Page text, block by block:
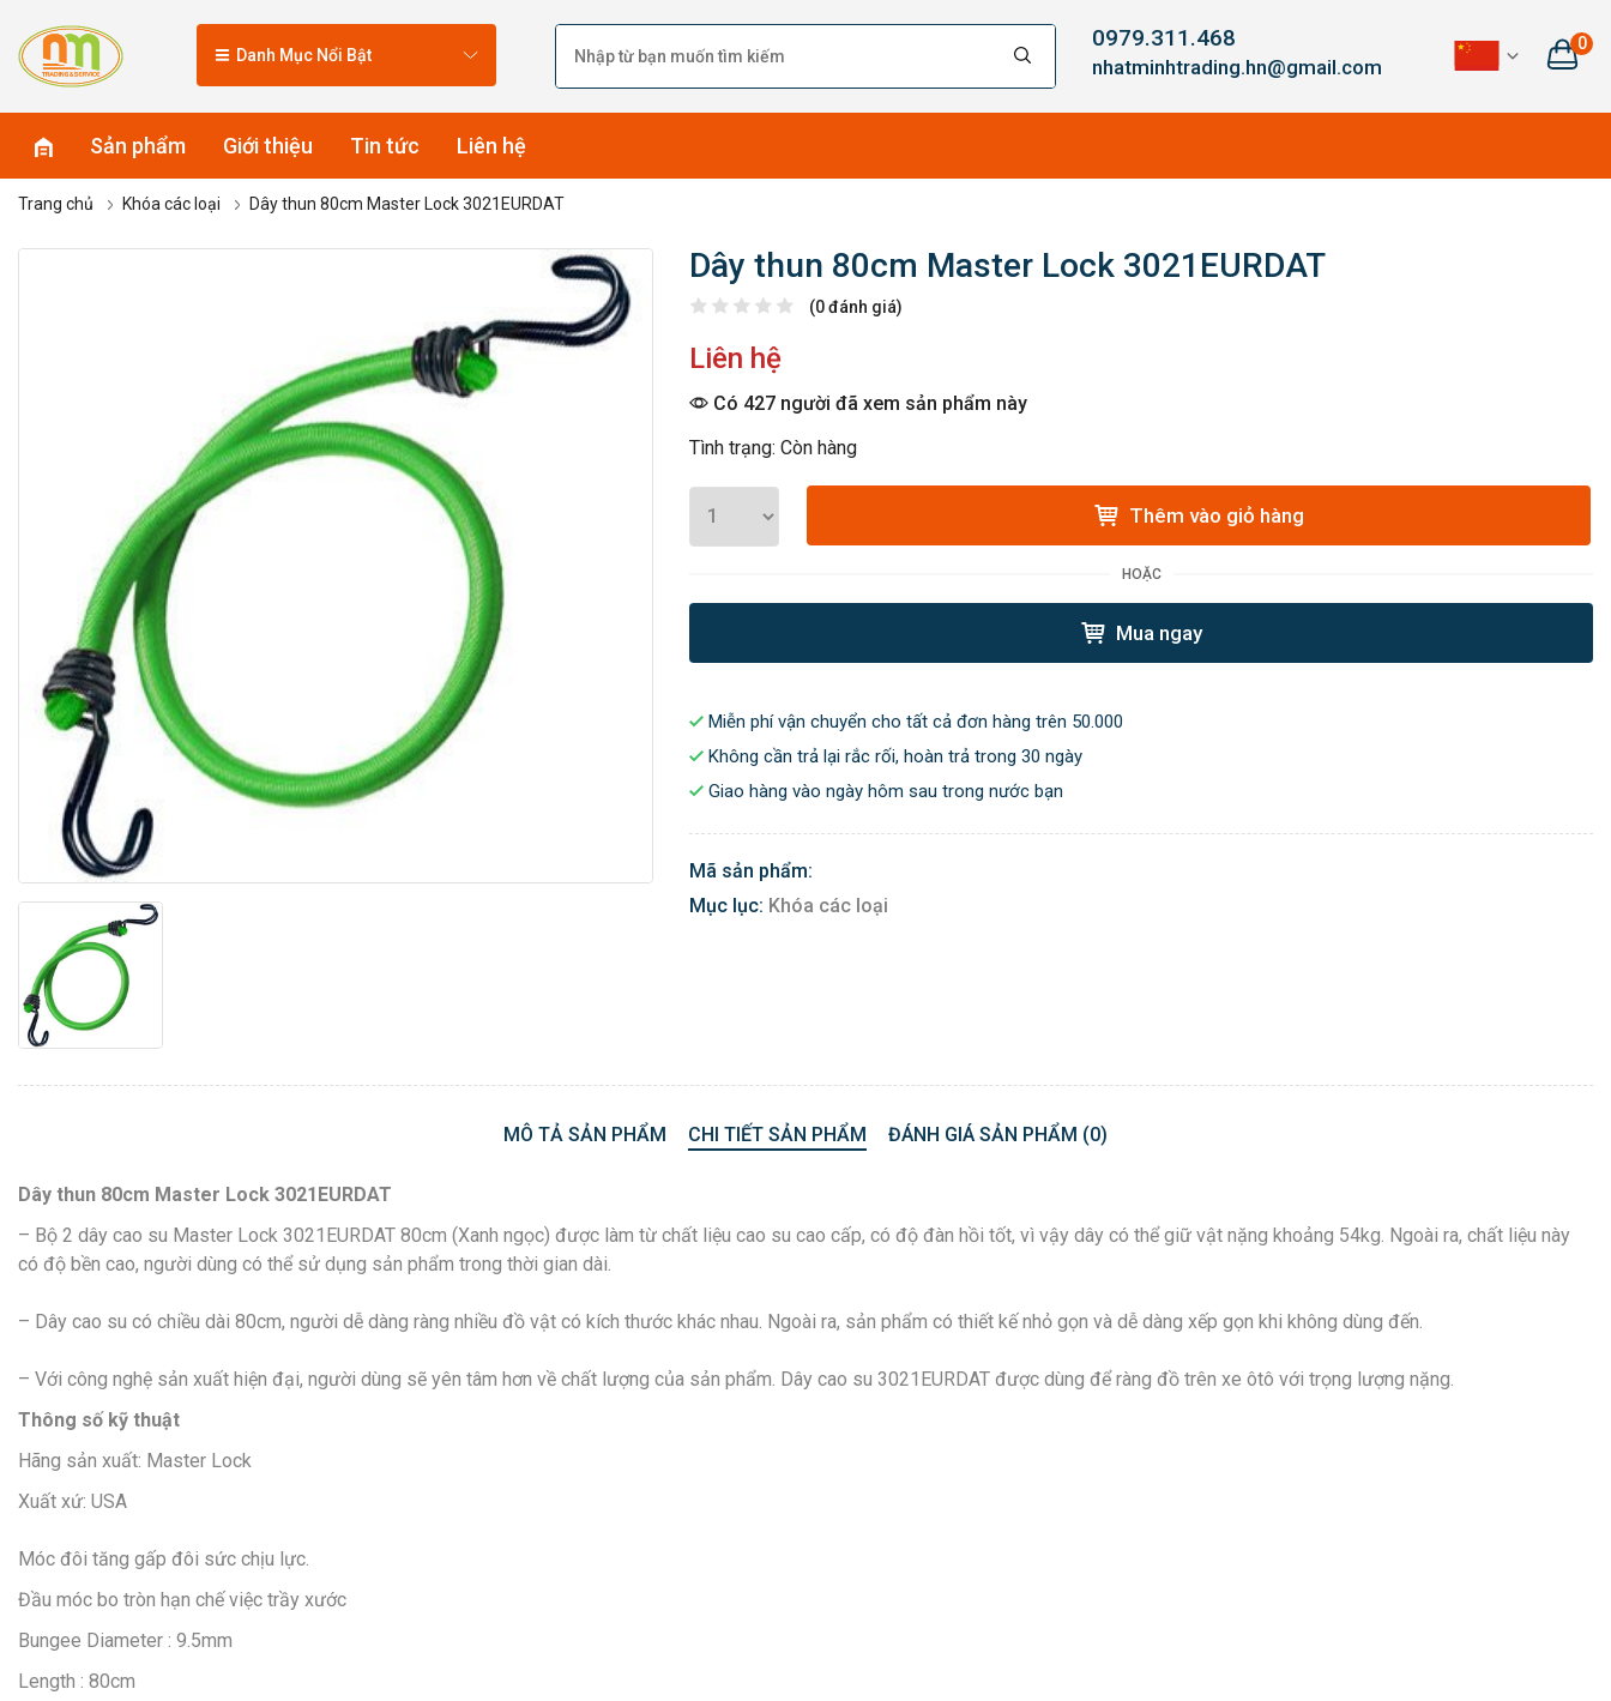
Danh Mục Nổi Bật
0979.311.468
nhatminhtrading.hn@gmail.com
0
Sản phẩm Giới thiệu Tin tức Liên hệ
Trang chủ Khóa các loại Dây thun 80cm Master Lock 3021EURDAT
Dây thun 80cm Master Lock 3021EURDAT
(0 đánh giá)
Liên hệ
Có 427 người đã xem sản phẩm này
Tình trạng: Còn hàng
Thêm vào giỏ hàng
HOẶC
Mua ngay
Miễn phí vận chuyển cho tất cả đơn hàng trên 50.000
Không cần trả lại rắc rối, hoàn trả trong 30 ngày
Giao hàng vào ngày hôm sau trong nước bạn
Mã sản phẩm:
Mục lục: Khóa các loại
MÔ TẢ SẢN PHẨM CHI TIẾT SẢN PHẨM ĐÁNH GIÁ SẢN PHẨM (0)
Dây thun 80cm Master Lock 3021EURDAT
– Bộ 2 dây cao su Master Lock 3021EURDAT 80cm (Xanh ngọc) được làm từ chất liệu cao su cao cấp, có độ đàn hồi tốt, vì vậy dây có thể giữ vật nặng khoảng 54kg. Ngoài ra, chất liệu này
có độ bền cao, người dùng có thể sử dụng sản phẩm trong thời gian dài.
– Dây cao su có chiều dài 80cm, người dễ dàng ràng nhiều đồ vật có kích thước khác nhau. Ngoài ra, sản phẩm có thiết kế nhỏ gọn và dễ dàng xếp gọn khi không dùng đến.
– Với công nghệ sản xuất hiện đại, người dùng sẽ yên tâm hơn về chất lượng của sản phẩm. Dây cao su 3021EURDAT được dùng để ràng đồ trên xe ôtô với trọng lượng nặng.
Thông số kỹ thuật
Hãng sản xuất: Master Lock
Xuất xứ: USA
Móc đôi tăng gấp đôi sức chịu lực.
Đầu móc bo tròn hạn chế việc trầy xước
Bungee Diameter : 9.5mm
Length : 80cm